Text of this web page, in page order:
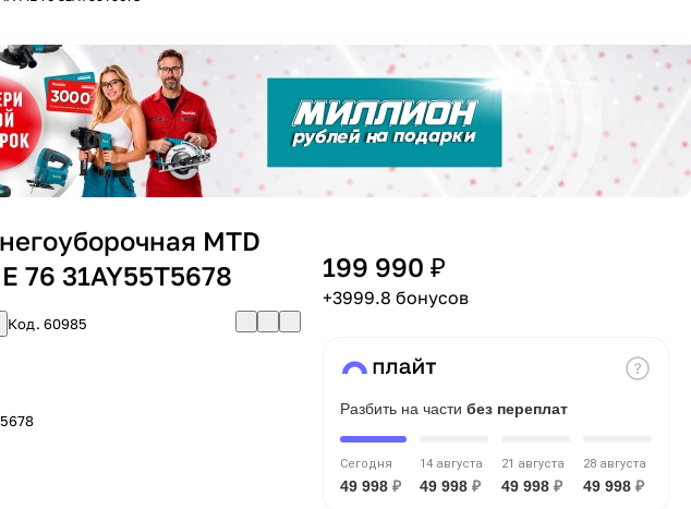
MTD
76 31AY55T5678
Код.60985
199 990 ₽
+3999.8 бонусов
Разбить на части без переплат
Сегодня
49 998 ₽
14 августа
49 998 ₽
21 августа
49 998 ₽
28 августа
49 998 ₽